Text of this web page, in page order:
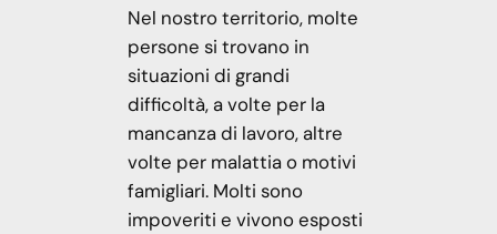
Nel nostro territorio, molte
persone si trovano in
situazioni di grandi
difficoltà, a volte per la
mancanza di lavoro, altre
volte per malattia o motivi
famigliari. Molti sono
impoveriti e vivono esposti